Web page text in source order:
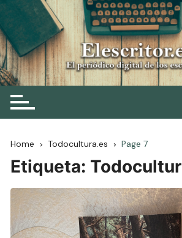
Skip
to
content
Elescritor.es
El periódico digital de los escritores
Home Todocultura.es Page 7
Etiqueta: